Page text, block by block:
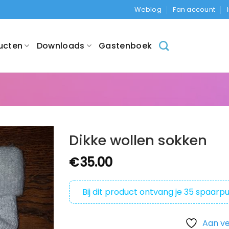
Weblog Fan account
Downloads Gastenboek
Dikke wollen sokken
€35.00
Bij dit product ontvang je35
Aan